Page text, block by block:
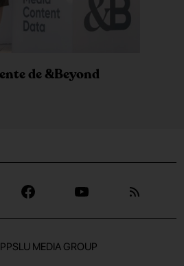
de &Beyond
PPSLU MEDIA GROUP